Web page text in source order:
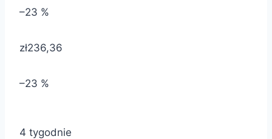
–23 %
zł236,36
–23 %
4 tygodnie